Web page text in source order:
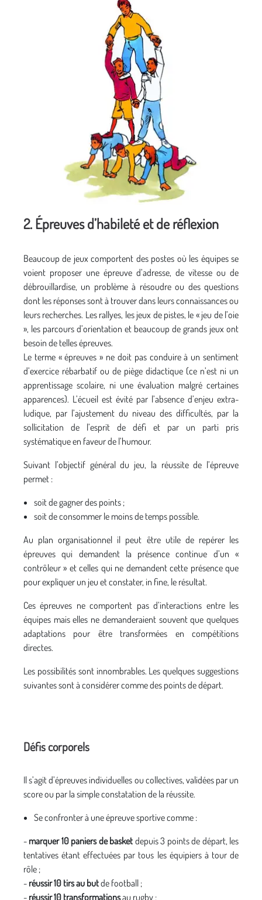
2. Épreuves d’habileté et de réflexion
Beaucoup de jeux comportent des postes où les équipes se
voient proposer une épreuve d’adresse, de vitesse ou de
débrouillardise, un problème à résoudre ou des questions
dont les réponses sont à trouver dans leurs connaissances ou
leurs recherches. Les rallyes, les jeux de pistes, le « jeu de l’oie
», les parcours d’orientation et beaucoup de grands jeux ont
besoin de telles épreuves.
Le terme « épreuves » ne doit pas conduire à un sentiment
d’exercice rébarbatif ou de piège didactique (ce n’est ni un
apprentissage scolaire, ni une évaluation malgré certaines
apparences). L’écueil est évité par l’absence d’enjeu extra-
ludique, par l’ajustement du niveau des difficultés, par la
sollicitation de l’esprit de défi et par un parti pris
systématique en faveur de l’humour.
Suivant l’objectif général du jeu, la réussite de l’épreuve
permet :
soit de gagner des points ;
soit de consommer le moins de temps possible.
Au plan organisationnel il peut être utile de repérer les
épreuves qui demandent la présence continue d’un «
contrôleur » et celles qui ne demandent cette présence que
pour expliquer un jeu et constater, in fine, le résultat.
Ces épreuves ne comportent pas d’interactions entre les
équipes mais elles ne demanderaient souvent que quelques
adaptations pour être transformées en compétitions
directes.
Les possibilités sont innombrables. Les quelques suggestions
suivantes sont à considérer comme des points de départ.
Défis corporels
Il s’agit d’épreuves individuelles ou collectives, validées par un
score ou par la simple constatation de la réussite.
Se confronter à une épreuve sportive comme :
- marquer 10 paniers de basket depuis 3 points de départ, les
tentatives étant effectuées par tous les équipiers à tour de
rôle ;
- réussir 10 tirs au butde football ;
- réussir 10 transformationsau rugby ;